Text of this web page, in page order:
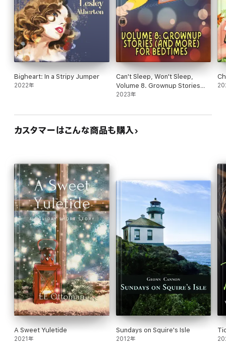
Bigheart: In a Stripy Jumper
2022年
Can't Sleep, Won't Sleep,
Volume 8. Grownup Stories
(And More) for Bedtimes
2023年
カスタマーはこんな商品も購入
A Sweet Yuletide
2021年
Sundays on Squire's Isle
2012年